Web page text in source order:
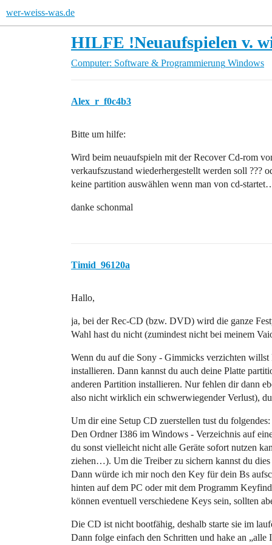
wer-weiss-was.de
HILFE !Neuaufspielen v.
Computer: Software & Programmierung Windows
Alex_r_f0c4b3
Bitte um hilfe:
Wird beim neuaufspieln mit der Recover Cd-rom
verkaufszustand wiederhergestellt werden soll ???
keine partition auswählen wenn man von cd-
danke schonmal
Timid_96120a
Hallo,
ja, bei der Rec-CD (bzw. DVD) wird die ganze
Wahl hast du nicht (zumindest nicht bei meinem
Wenn du auf die Sony - Gimmicks verzichten
installieren. Dann kannst du auch deine Platte
anderen Partition installieren. Nur fehlen dir dann
also nicht wirklich ein schwerwiegender Verlust),
Um dir eine Setup CD zuerstellen tust du folgendes:
Den Ordner I386 im Windows - Verzeichnis auf
du sonst vielleicht nicht alle Geräte sofort nutzen
ziehen…). Um die Treiber zu sichern kannst du
Dann würde ich mir noch den Key für dein Bs
hinten auf dem PC oder mit dem Programm
können eventuell verschiedene Keys sein, sollten
Die CD ist nicht bootfähig, deshalb starte sie im
Dann folge einfach den Schritten und hake an „alle